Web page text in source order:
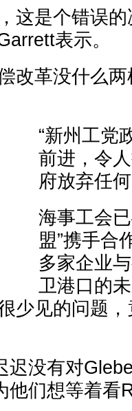
这是个错误
表示。
改革没什么
“新州工党
前进，令
府放弃任
海事工会
盟”携手合
多家企业
卫港口的
少见的问题
迟没有对
他们想等着看